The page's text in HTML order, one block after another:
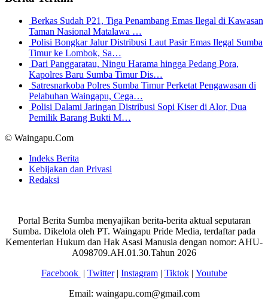
Berkas Sudah P21, Tiga Penambang Emas Ilegal di Kawasan
Taman Nasional Matalawa …
Polisi Bongkar Jalur Distribusi Laut Pasir Emas Ilegal Sumba
Timur ke Lombok, Sa…
Dari Panggaratau, Ningu Harama hingga Pedang Pora,
Kapolres Baru Sumba Timur Dis…
Satresnarkoba Polres Sumba Timur Perketat Pengawasan di
Pelabuhan Waingapu, Cega…
Polisi Dalami Jaringan Distribusi Sopi Kiser di Alor, Dua
Pemilik Barang Bukti M…
© Waingapu.Com
Indeks Berita
Kebijakan dan Privasi
Redaksi
Portal Berita Sumba menyajikan berita-berita aktual seputaran
Sumba. Dikelola oleh PT. Waingapu Pride Media, terdaftar pada
Kementerian Hukum dan Hak Asasi Manusia dengan nomor: AHU-
A098709.AH.01.30.Tahun 2026
Facebook | Twitter| Instagram| Tiktok| Youtube
Email: waingapu.com@gmail.com